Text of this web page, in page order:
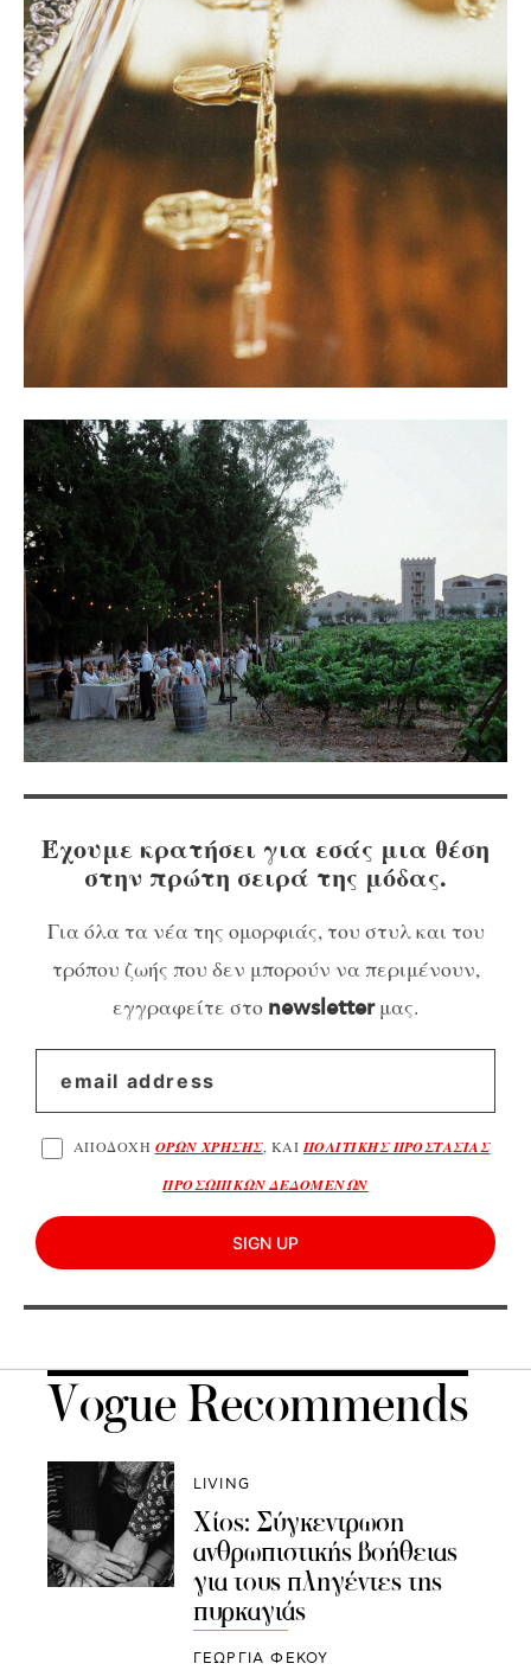
Έχουμε κρατήσει για εσάς μια θέση
στην πρώτη σειρά της μόδας.
Για όλα τα νέα της ομορφιάς, του στυλ και του
τρόπου ζωής που δεν μπορούν να περιμένουν,
εγγραφείτε στο newsletterμας.
ΑΠΟΔΟΧΗ ΟΡΩΝ ΧΡΗΣΗΣ, ΚΑΙ ΠΟΛΙΤΙΚΗΣ ΠΡΟΣΤΑΣΙΑΣ
ΠΡΟΣΩΠΙΚΩΝ ΔΕΔΟΜΕΝΩΝ
SIGN UP
Vogue Recommends
LIVING
Χίος: Σύγκεντρωση
ανθρωπιστικής βοήθειας
για τους πληγέντες της
πυρκαγιάς
ΓΕΩΡΓΙΑ ΦΕΚΟΥ